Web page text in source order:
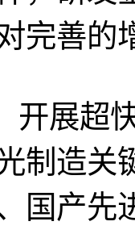
完善的
展超快
制造关
国产先